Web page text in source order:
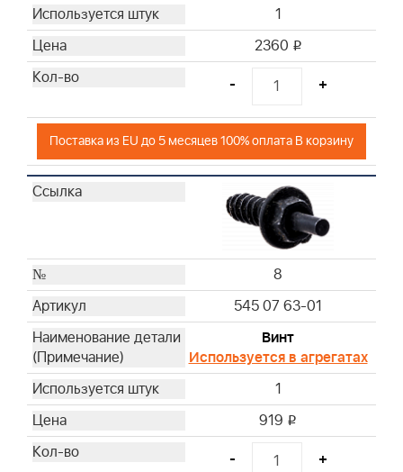
1
2360 i
- +
Поставка из EU до 5 месяцев 100% оплата В корзину
8
545 07 63-01
Винт
Используется в агрегатах
1
919 i
- +